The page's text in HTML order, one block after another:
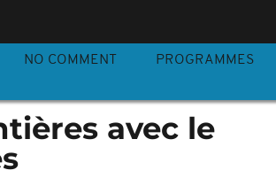
NO COMMENT PROGRAMMES
avec le